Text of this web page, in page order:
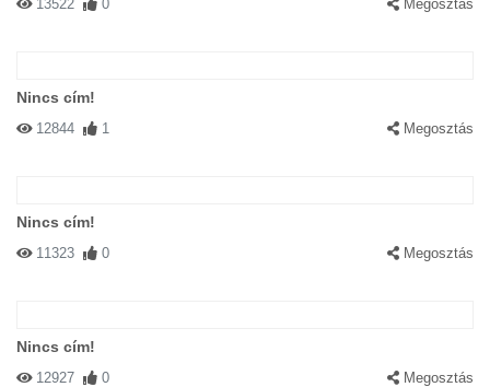
13522 0 Megosztás
Nincs cím!
12844 1 Megosztás
Nincs cím!
11323 0 Megosztás
Nincs cím!
12927 0 Megosztás